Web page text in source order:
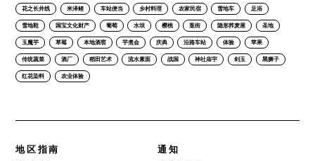
花之长井线 米泽鲤 车站便当 乡村料理 农家民宿 雪地车 足浴
雪地鞋 国宝文化财产 葡萄 水坝 樱桃 逛街 隐形荞麦屋 圣地
玉魔芋 草莓 本地酒窖 芋煮会 庆典 沿路车站 体验 苹果
传统蔬菜 酒厂 稻田艺术 流水素面 战国 神社庙宇 剑玉 黑狮子
红花染料 农业体验
地区指南
通知